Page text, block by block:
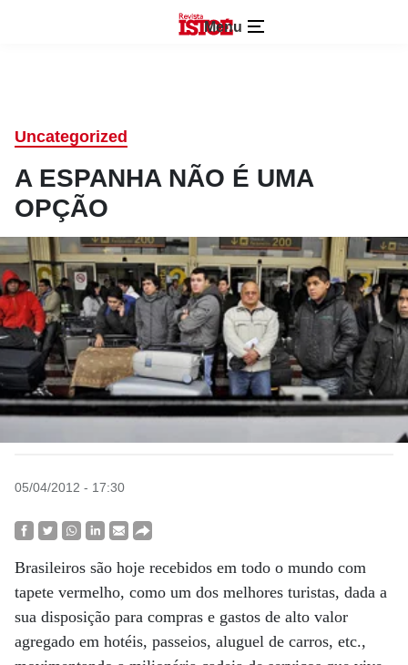
Menu
Uncategorized
A ESPANHA NÃO É UMA
OPÇÃO
05/04/2012 - 17:30
Brasileiros são hoje recebidos em todo o mundo com
tapete vermelho, como um dos melhores turistas, dada a
sua disposição para compras e gastos de alto valor
agregado em hotéis, passeios, aluguel de carros, etc.,